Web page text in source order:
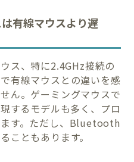
有線マウスより遅
ス、特に2.4GHz接続の
有線マウスとの違いを感
ん。ゲーミングマウスで
するモデルも多く、プロ
す。ただし、Bluetooth
こともあります。